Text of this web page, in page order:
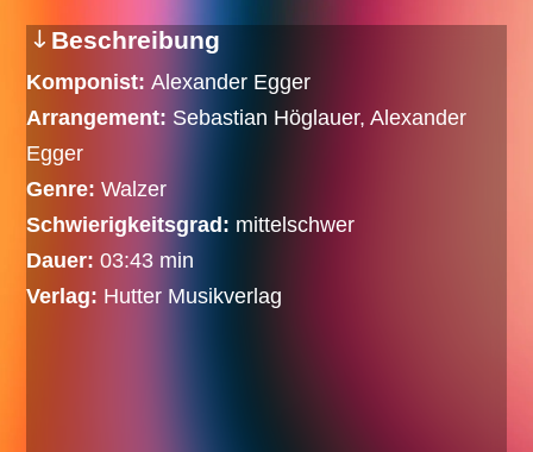
Beschreibung
Komponist: Alexander Egger
Arrangement: Sebastian Höglauer, Alexander
Egger
Genre: Walzer
Schwierigkeitsgrad: mittelschwer
Dauer: 03:43 min
Verlag: Hutter Musikverlag